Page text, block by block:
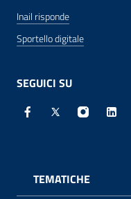
Inail risponde
Sportello digitale
SEGUICI SU
Facebook - Sito
X - Sito
TEMATICHE